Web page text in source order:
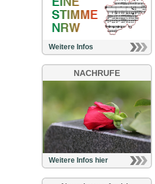
Weitere Infos
NACHRUFE
Weitere Infos hier